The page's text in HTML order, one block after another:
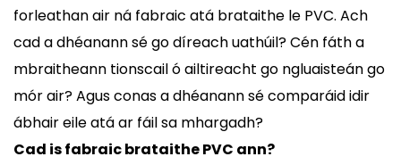
forleathan air ná fabraic atá brataithe le PVC. Ach
cad a dhéanann sé go díreach uathúil? Cén fáth a
mbraitheann tionscail ó ailtireacht go ngluaisteán go
mór air? Agus conas a dhéanann sé comparáid idir
ábhair eile atá ar fáil sa mhargadh?
Cad is fabraic brataithe PVC ann?